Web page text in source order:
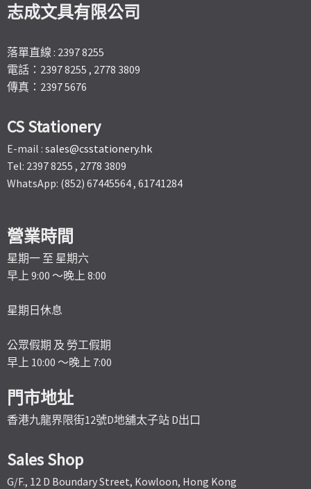
志成文具有限公司
落單直線 : 2397 8255
電話：2397 8255 , 2778 3809
傳真：2397 5676
CS Stationery
E-mail : sales@csstationery.hk
Tel: 2397 8255 , 2778 3809
WhatsApp: (852) 67445564 , 61741284
營業時間
星期一 至 星期六
早上 9:00 ～晚上 8:00
星期日休息
公眾假期 及 勞工假期
早上 10:00 ～晚上 7:00
門市地址
香港九龍界限街12號D地舖太子站 D出口
Sales Shop
G/F., 12 D Boundary Street, Kowloon, Hong Kong